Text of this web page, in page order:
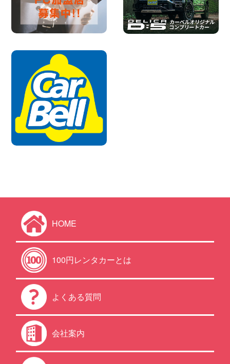
HOME
100円レンタカーとは
よくある質問
会社案内